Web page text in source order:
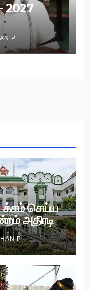
2027
P
செய்ய
அதிரடி
P